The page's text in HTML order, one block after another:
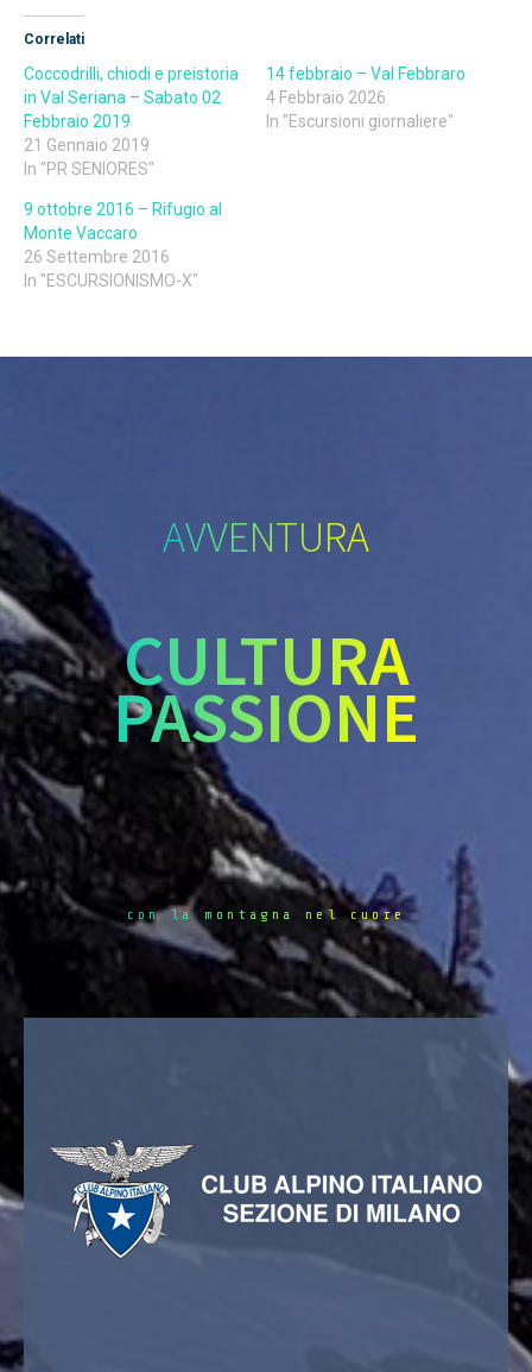
Correlati
Coccodrilli, chiodi e preistoria
in Val Seriana – Sabato 02
Febbraio 2019
21 Gennaio 2019
In "PR SENIORES"
14 febbraio – Val Febbraro
4 Febbraio 2026
In "Escursioni giornaliere"
9 ottobre 2016 – Rifugio al
Monte Vaccaro
26 Settembre 2016
In "ESCURSIONISMO-X"
AVVENTURA
CULTURA
PASSIONE
con la montagna nel cuore